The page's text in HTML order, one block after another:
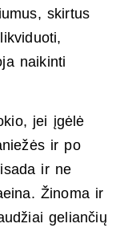
skirtus
naikinti
jei įgėlė
ir po
ir ne
Žinoma ir
geliančių